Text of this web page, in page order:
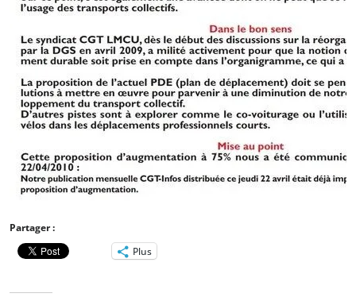
Partager :
Plus